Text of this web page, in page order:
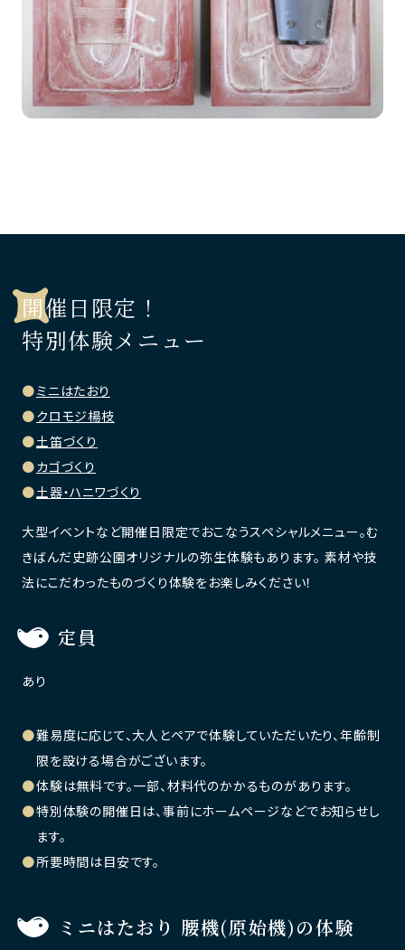
開催日限定！
特別体験メニュー
ミニはたおり
クロモジ楊枝
土笛づくり
カゴづくり
土器・ハニワづくり
大型イベントなど開催日限定でおこなうスペシャルメニュー。む
きばんだ史跡公園オリジナルの弥生体験もあります。 素材や技
法にこだわったものづくり体験をお楽しみください！
定員
あり
難易度に応じて、大人とペアで体験していただいたり、年齢制
限を設ける場合がございます。
体験は無料です。一部、材料代のかかるものがあります。
特別体験の開催日は、事前にホームページなどでお知らせし
ます。
所要時間は目安です。
ミニはたおり 腰機(原始機)の体験